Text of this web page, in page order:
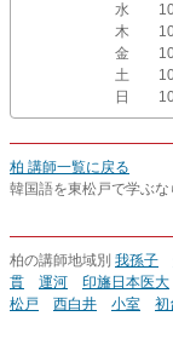
水
木
金
土
日
柏 講師一覧に戻る
韓国語を東松戸で学ぶ
柏の講師地域別 我孫子
貫
運河 印旛日本医大
松戸
西白井 小室 初